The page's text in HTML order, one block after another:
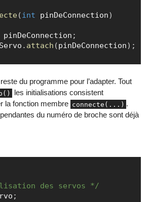
(int pinDeConnection)
;
. attach (pinDeConnection) ;
du programme pour l’adapter. Tout
les initialisations consistent
la fonction membre connecte(...) .
du numéro de broche sont déjà
des servos */
;